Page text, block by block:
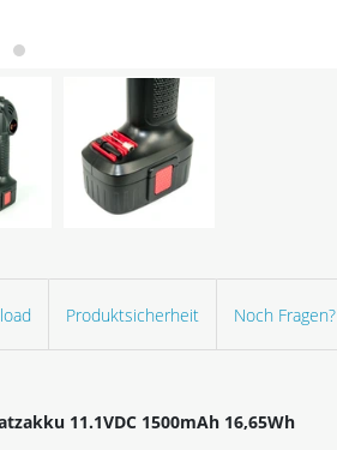
Produktsicherheit Noch Fragen?
11.1VDC 1500mAh 16,65Wh